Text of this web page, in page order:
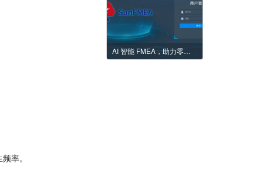
率。
AI 智能 FMEA，助力零部件企业研发周期缩短 40%